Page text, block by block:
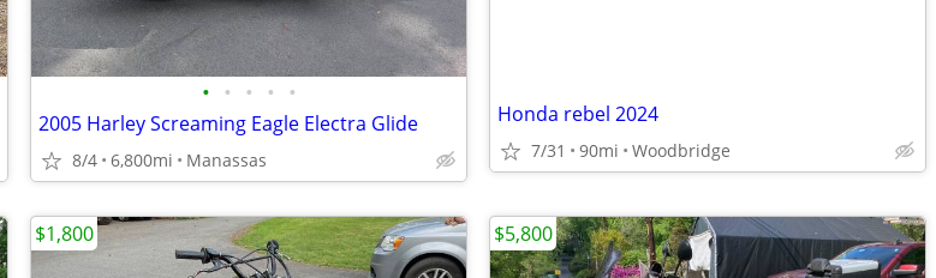
• • • • •
2005 Harley Screaming Eagle Electra Glide
8/4 6,800mi Manassas
Honda rebel 2024
7/31 90mi Woodbridge
$1,800 $5,800